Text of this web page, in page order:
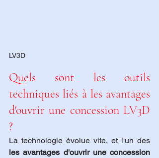
LV3D
Quels sont les outils
techniques liés à les avantages
d'ouvrir une concession LV3D
?
les avantages d'ouvrir une concession